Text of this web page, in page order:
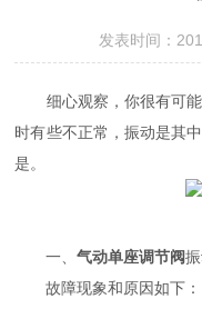
发表时间：
细心观察，你很有可能
时有些不正常，振动是其
是。
一、气动单座调节阀振
故障现象和原因如下：